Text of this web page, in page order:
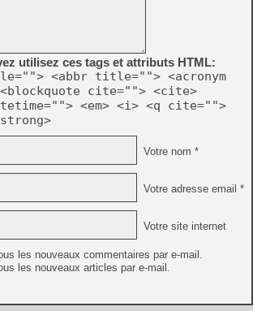
utilisez ces tags et attributs HTML:
<abbr title=""> <acronym
cite=""> <cite>
<em> <i> <q cite="">
Votre nom *
Votre adresse email *
Votre site internet
les nouveaux commentaires par e-mail.
les nouveaux articles par e-mail.